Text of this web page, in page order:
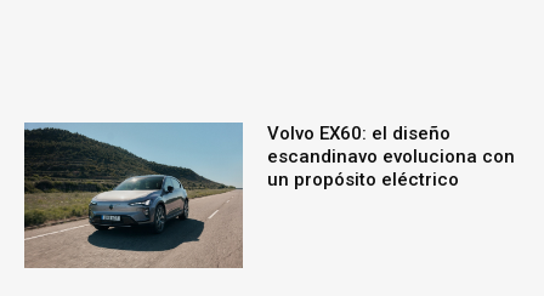
Volvo EX60: el diseño
escandinavo evoluciona con
un propósito eléctrico